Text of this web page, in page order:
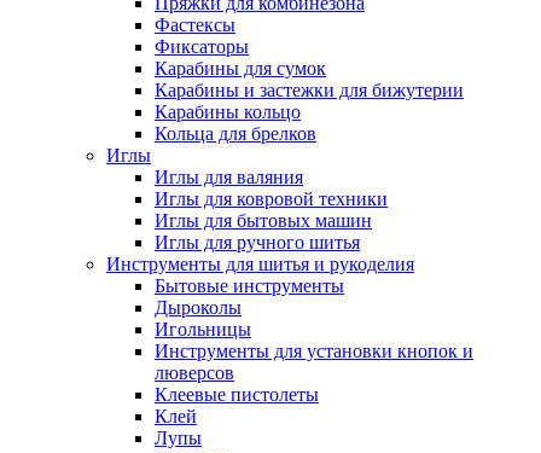
Фастексы
Фиксаторы
Карабины для сумок
Карабины и застежки для бижутерии
Карабины кольцо
Кольца для брелков
Иглы
Иглы для валяния
Иглы для ковровой техники
Иглы для бытовых машин
Иглы для ручного шитья
Инструменты для шитья и рукоделия
Бытовые инструменты
Дыроколы
Игольницы
Инструменты для установки кнопок и
люверсов
Клеевые пистолеты
Клей
Лупы